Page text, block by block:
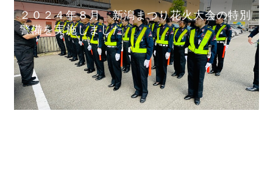
２０２４年８月 新潟まつり花火大会の特別
警備を実施しました